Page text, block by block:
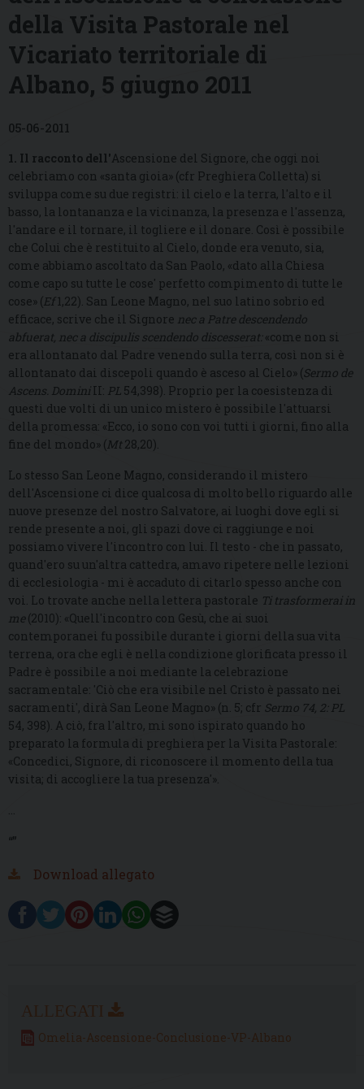
della Visita Pastorale nel
Vicariato territoriale di
Albano, 5 giugno 2011
05-06-2011
1. Il racconto dell'Ascensione del Signore, che oggi noi
celebriamo con «santa gioia» (cfr Preghiera Colletta) si
sviluppa come su due registri: il cielo e la terra, l'alto e il
basso, la lontananza e la vicinanza, la presenza e l'assenza,
l'andare e il tornare, il togliere e il donare. Così è possibile
che Colui che è restituito al Cielo, donde era venuto, sia,
come abbiamo ascoltato da San Paolo, «dato alla Chiesa
come capo su tutte le cose' perfetto compimento di tutte le
cose» (Ef 1,22). San Leone Magno, nel suo latino sobrio ed
efficace, scrive che il Signore nec a Patre descendendo
abfuerat, nec a discipulis scendendo discesserat:«come non si
era allontanato dal Padre venendo sulla terra, così non si è
allontanato dai discepoli quando è asceso al Cielo» (Sermo de
Ascens. Domini II: PL 54,398). Proprio per la coesistenza di
questi due volti di un unico mistero è possibile l'attuarsi
della promessa: «Ecco, io sono con voi tutti i giorni, fino alla
fine del mondo» (Mt 28,20).
Lo stesso San Leone Magno, considerando il mistero
dell'Ascensione ci dice qualcosa di molto bello riguardo alle
nuove presenze del nostro Salvatore, ai luoghi dove egli si
rende presente a noi, gli spazi dove ci raggiunge e noi
possiamo vivere l'incontro con lui. Il testo - che in passato,
quand'ero su un'altra cattedra, amavo ripetere nelle lezioni
di ecclesiologia - mi è accaduto di citarlo spesso anche con
voi. Lo trovate anche nella lettera pastorale Ti trasformerai in
me(2010): «Quell'incontro con Gesù, che ai suoi
contemporanei fu possibile durante i giorni della sua vita
terrena, ora che egli è nella condizione glorificata presso il
Padre è possibile a noi mediante la celebrazione
sacramentale: 'Ciò che era visibile nel Cristo è passato nei
sacramenti', dirà San Leone Magno» (n. 5; cfr Sermo 74, 2: PL
54, 398). A ciò, fra l'altro, mi sono ispirato quando ho
preparato la formula di preghiera per la Visita Pastorale:
«Concedici, Signore, di riconoscere il momento della tua
visita; di accogliere la tua presenza'».
...
“”
Download allegato
Omelia-Ascensione-Conclusione-VP-Albano